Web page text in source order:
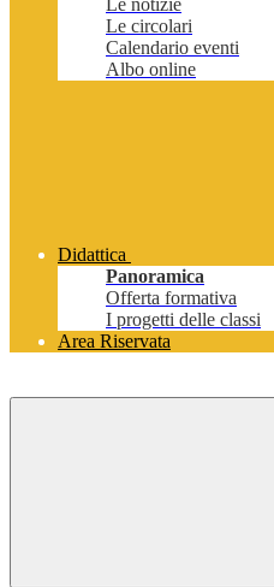
Le notizie
Le circolari
Calendario eventi
Albo online
Didattica
Panoramica
Offerta formativa
I progetti delle classi
Area Riservata